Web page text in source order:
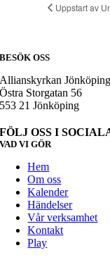
Uppstart av
BESÖK OSS
Allianskyrkan Jönköping
Östra Storgatan 56
553 21 Jönköping
FÖLJ OSS I
VAD VI GÖR
Hem
Om oss
Kalender
Händelser
Vår verksamhet
Kontakt
Play